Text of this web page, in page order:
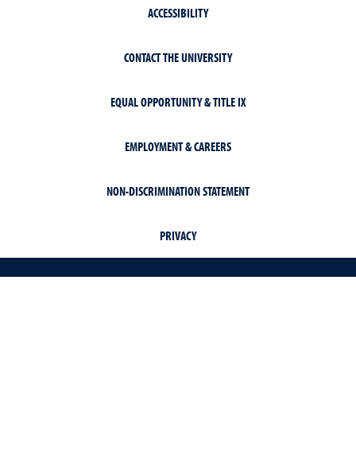
ACCESSIBILITY
CONTACT THE UNIVERSITY
EQUAL OPPORTUNITY & TITLE IX
EMPLOYMENT & CAREERS
NON-DISCRIMINATION STATEMENT
PRIVACY